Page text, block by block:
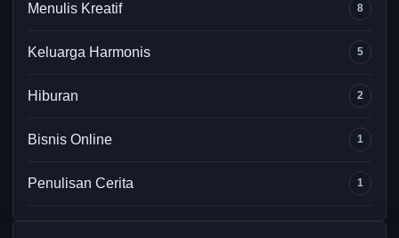
Menulis Kreatif 8
Keluarga Harmonis 5
Hiburan 2
Bisnis Online 1
Penulisan Cerita 1